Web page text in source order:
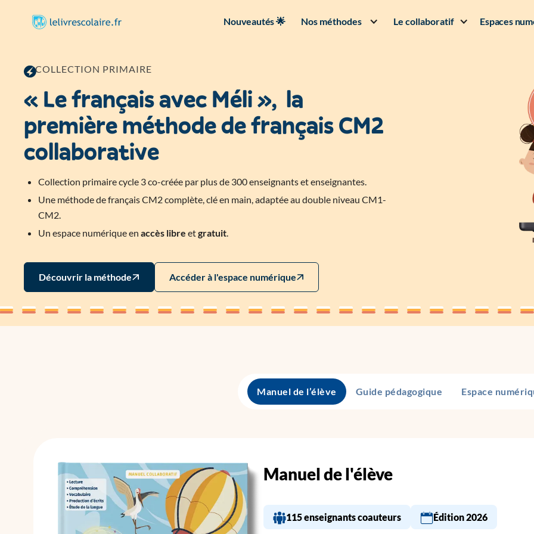
Nouveautés 🌟 Nos méthodes Le collaboratif Espaces
COLLECTION PRIMAIRE
« Le français avec Méli », la
première méthode de français CM2
collaborative
Collection primaire cycle 3 co-créée par plus de 300 enseignants et enseignantes.
Une méthode de français CM2 complète, clé en main, adaptée au double niveau CM1-
CM2.
Un espace numérique en accès libre etgratuit.
Découvrir la méthode Accéder à l'espace numérique
Manuel de l’élève Guide pédagogique Espace
Manuel de l'élève
115 enseignants coauteurs Édition 2026